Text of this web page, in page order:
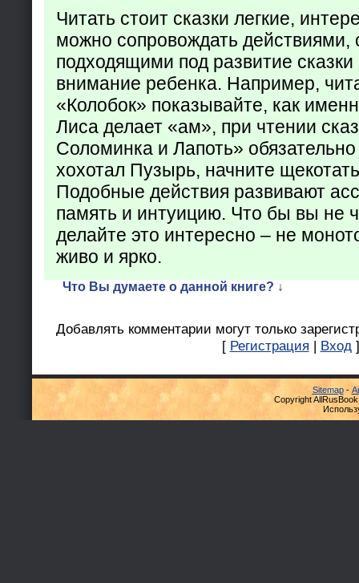
Читать стоит сказки легкие,
можно сопровождать действиями,
подходящими под развитие
внимание ребенка. Например,
«Колобок» показывайте, как
Лиса делает «ам», при чтении
Соломинка и Лапоть»
хохотал Пузырь, начните
Подобные действия развивают
память и интуицию. Что бы вы не
делайте это интересно – не
живо и ярко.
Что Вы думаете о данной книге? ↓
Добавлять комментарии могут только
[ Регистрация | Вход ]
Sitemap-
Copyright